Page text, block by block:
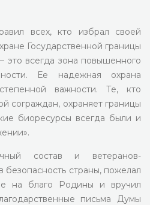
всех, кто избрал своей
Государственной границы
это всегда зона повышенного
Ее надежная охрана
важности. Те, кто
сограждан, охраняет границы
биоресурсы всегда были и
состав и ветеранов-
безопасность страны, пожелал
на благо Родины и вручил
письма Думы